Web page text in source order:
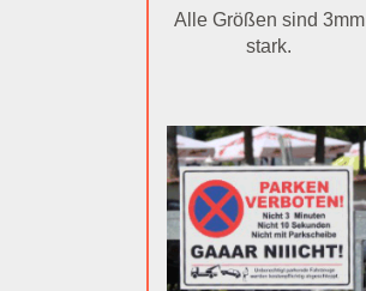
Alle Größen sind 3mm
stark.